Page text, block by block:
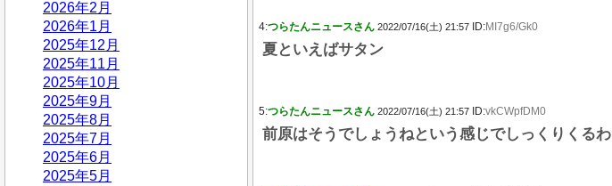
2026年2月
2026年1月
2025年12月
2025年11月
2025年10月
2025年9月
2025年8月
2025年7月
2025年6月
2025年5月
4:つらたんニュースさん 2022/07/16(土) 21:57 ID:MI7g6/Gk0
夏といえばサタン
5:つらたんニュースさん 2022/07/16(土) 21:57 ID:vkCWpfDM0
前原はそうでしょうねという感じでしっくりくるわ